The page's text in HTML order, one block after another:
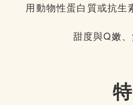
用動物性蛋白質或抗生
甜度與Q嫩